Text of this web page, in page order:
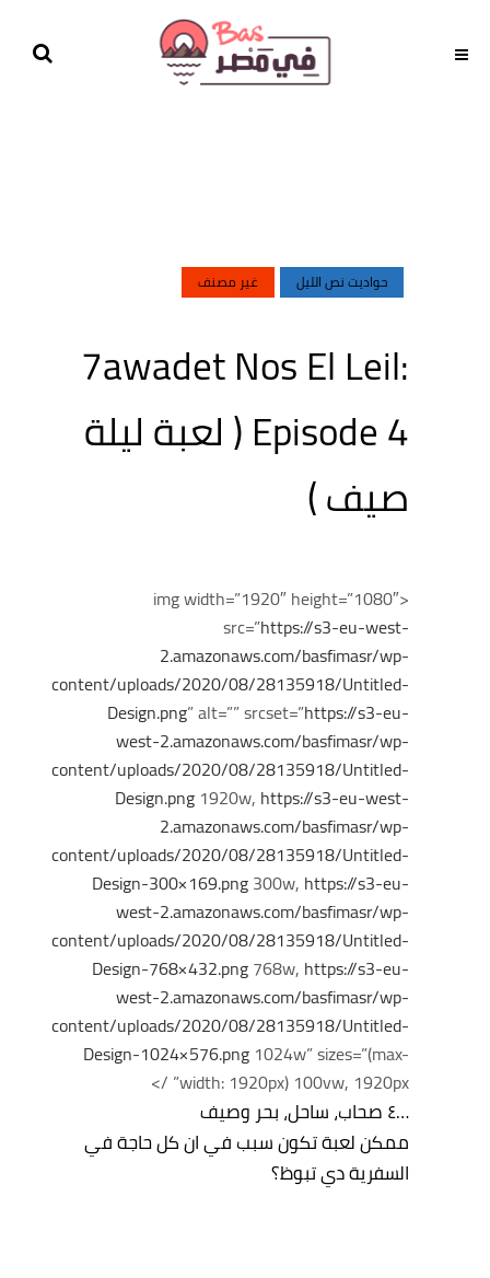
حواديت نص الليل غير مصنف
7awadet Nos El Leil:
Episode 4 ( لعبة ليلة
صيف )
<img width=”1920″ height=”1080″
src=”https://s3-eu-west-
2.amazonaws.com/basfimasr/wp-
content/uploads/2020/08/28135918/Untitled-
Design.png” alt=”” srcset=”https://s3-eu-
west-2.amazonaws.com/basfimasr/wp-
content/uploads/2020/08/28135918/Untitled-
Design.png 1920w, https://s3-eu-west-
2.amazonaws.com/basfimasr/wp-
content/uploads/2020/08/28135918/Untitled-
Design-300×169.png300w, https://s3-eu-
west-2.amazonaws.com/basfimasr/wp-
content/uploads/2020/08/28135918/Untitled-
Design-768×432.png768w, https://s3-eu-
west-2.amazonaws.com/basfimasr/wp-
content/uploads/2020/08/28135918/Untitled-
Design-1024×576.png 1024w” sizes=”(max-
width: 1920px) 100vw, 1920px” />
…٤ صحاب، ساحل، بحر وصيف
ممكن لعبة تكون سبب في ان كل حاجة في
السفرية دي تبوظ؟